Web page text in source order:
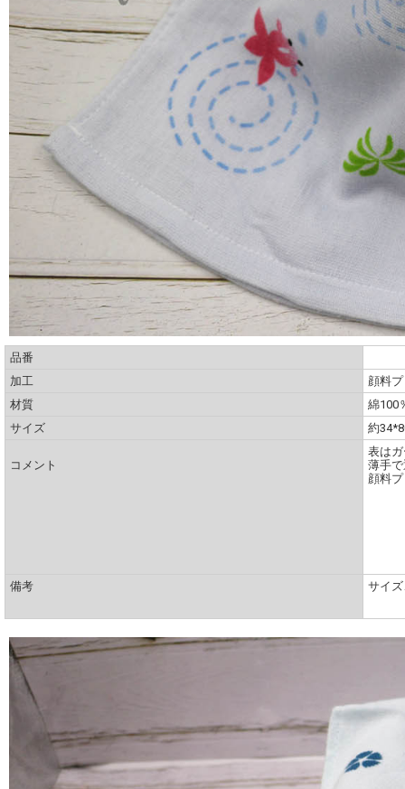
品番
加工
顔料
材質
綿100
サイズ
約
コメント
表は
薄手
顔料
備考 サイ